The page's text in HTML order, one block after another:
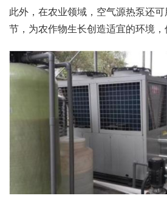
此外，在农业领域，空气源热泵还
节，为农作物生长创造适宜的环境，